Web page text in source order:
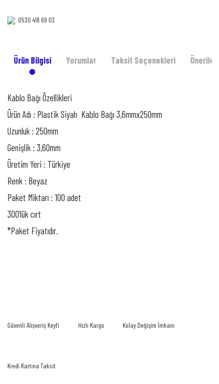
0530 418 69 03‎‎
Ürün Bilgisi Yorumlar Taksit Seçenekleri
Kablo Bağı Özellikleri
Ürün Adı : Plastik Siyah Kablo Bağı 3,6mmx250mm
Uzunluk : 250mm
Genişlik : 3,60mm
Üretim Yeri : Türkiye
Renk : Beyaz
Paket Miktarı : 100 adet
300’lük cırt
*Paket Fiyatıdır.
Ürün açıklamasında eksik bilgiler bulunuyor.
Güvenli Alışveriş Keyfi Hızlı Kargo Kolay Değişim İmkanı
Kredi Kartına Taksit